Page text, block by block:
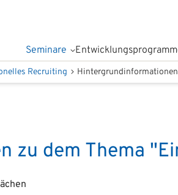
Seminare
Recruiting
zu dem Thema